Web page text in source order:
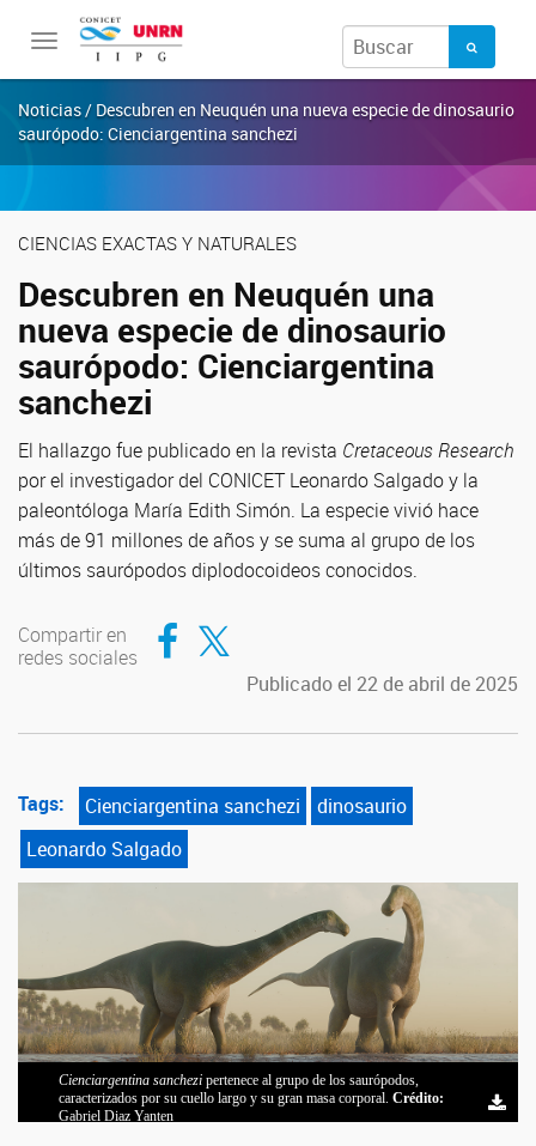
Toggle
navigation
Noticias / Descubren en Neuquén una nueva especie de dinosaurio
saurópodo: Cienciargentina sanchezi
CIENCIAS EXACTAS Y NATURALES
Descubren en Neuquén una
nueva especie de dinosaurio
saurópodo: Cienciargentina
sanchezi
El hallazgo fue publicado en la revista Cretaceous Research
por el investigador del CONICET Leonardo Salgado y la
paleontóloga María Edith Simón. La especie vivió hace
más de 91 millones de años y se suma al grupo de los
últimos saurópodos diplodocoideos conocidos.
Compartir en
redes sociales
Compartir en Facebook
Compartir en Twitter
Publicado el 22 de abril de 2025
Tags: Cienciargentina sanchezi
dinosaurio
Leonardo Salgado
Cienciargentina sanchezi pertenece al grupo de los saurópodos,
caracterizados por su cuello largo y su gran masa corporal. Crédito:
Gabriel Diaz Yanten
Bochones con los fósiles de Cienciargentina sanchezi. Foto: gentileza
investigador
Trabajo de campo. Foto: gentileza investigador
Huesos de Cienciargentina sanchezi. Foto: gentileza investigador
Cienciargentina sanchezi pertenece al grupo de los saurópodos,
caracterizados por su cuello largo y su gran masa corporal. Crédito:
Gabriel Diaz Yanten